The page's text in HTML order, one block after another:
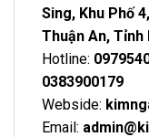
Sing, Khu Phố
Thuận An, Tỉnh
Hotline:
0383900179
Webside:
Email: